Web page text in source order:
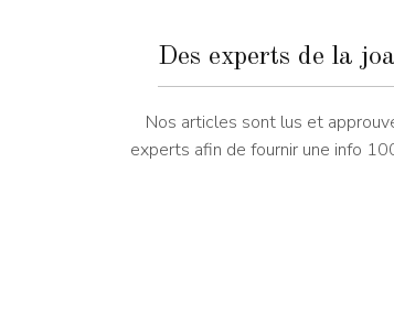
Des experts de la
Nos articles sont lus et
experts afin de fournir une info